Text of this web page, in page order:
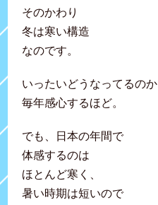
そのかわり
冬は寒い構造
なのです。
いったいどうなってるのか
毎年感心するほど。
でも、日本の年間で
体感するのは
ほとんど寒く、
暑い時期は短いので